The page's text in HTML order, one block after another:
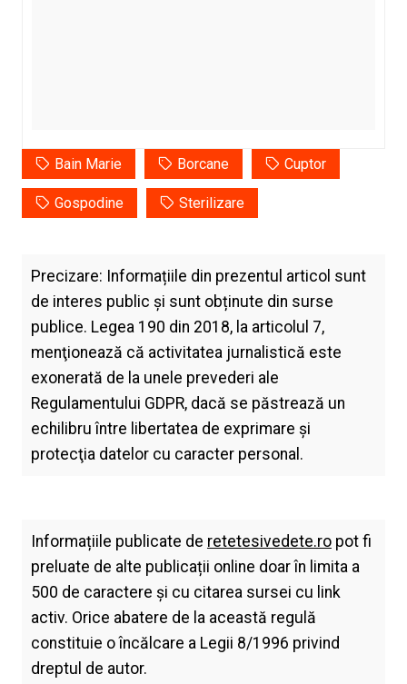
Bain Marie Borcane Cuptor
Gospodine Sterilizare
Precizare: Informațiile din prezentul articol sunt
de interes public și sunt obținute din surse
publice. Legea 190 din 2018, la articolul 7,
menţionează că activitatea jurnalistică este
exonerată de la unele prevederi ale
Regulamentului GDPR, dacă se păstrează un
echilibru între libertatea de exprimare şi
protecţia datelor cu caracter personal.
Informațiile publicate de retetesivedete.ropot fi
preluate de alte publicații online doar în limita a
500 de caractere și cu citarea sursei cu link
activ. Orice abatere de la această regulă
constituie o încălcare a Legii 8/1996 privind
dreptul de autor.